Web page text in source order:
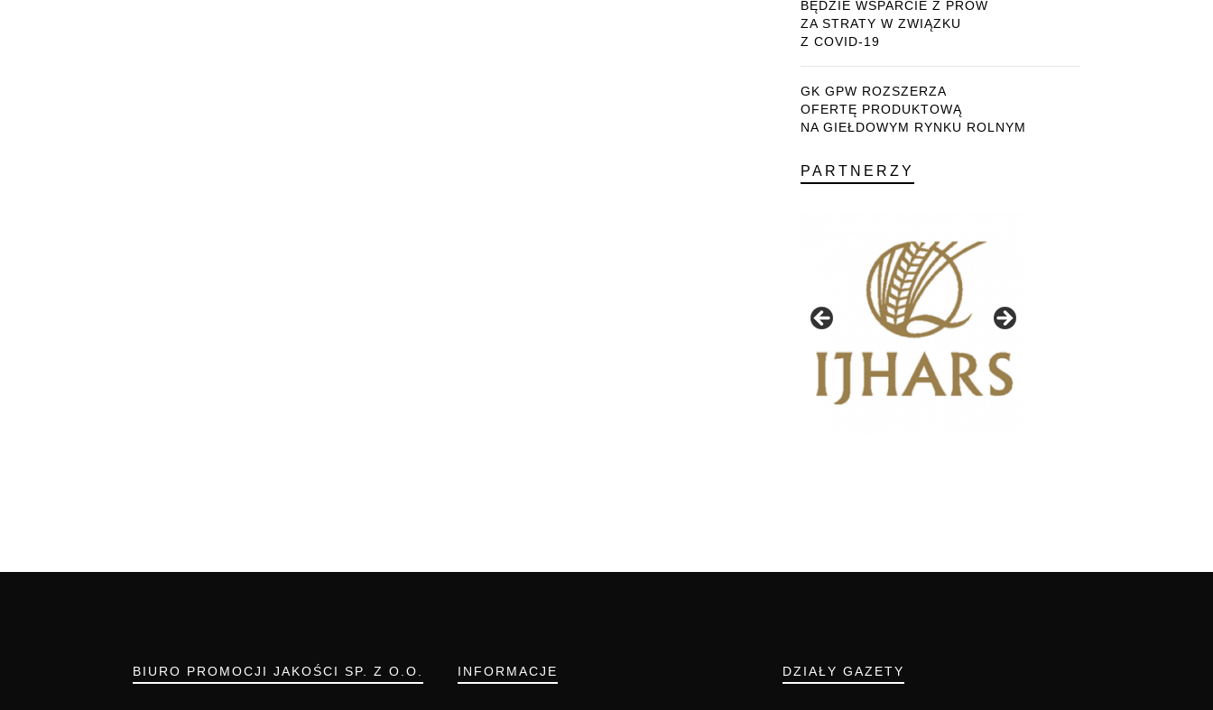
BĘDZIE WSPARCIE Z PROW
ZA STRATY W ZWIĄZKU
Z COVID-19
GK GPW ROZSZERZA
OFERTĘ PRODUKTOWĄ
NA GIEŁDOWYM RYNKU ROLNYM
PARTNERZY
BIURO PROMOCJI JAKOŚCI SP. Z O.O. INFORMACJE DZIAŁY GAZETY